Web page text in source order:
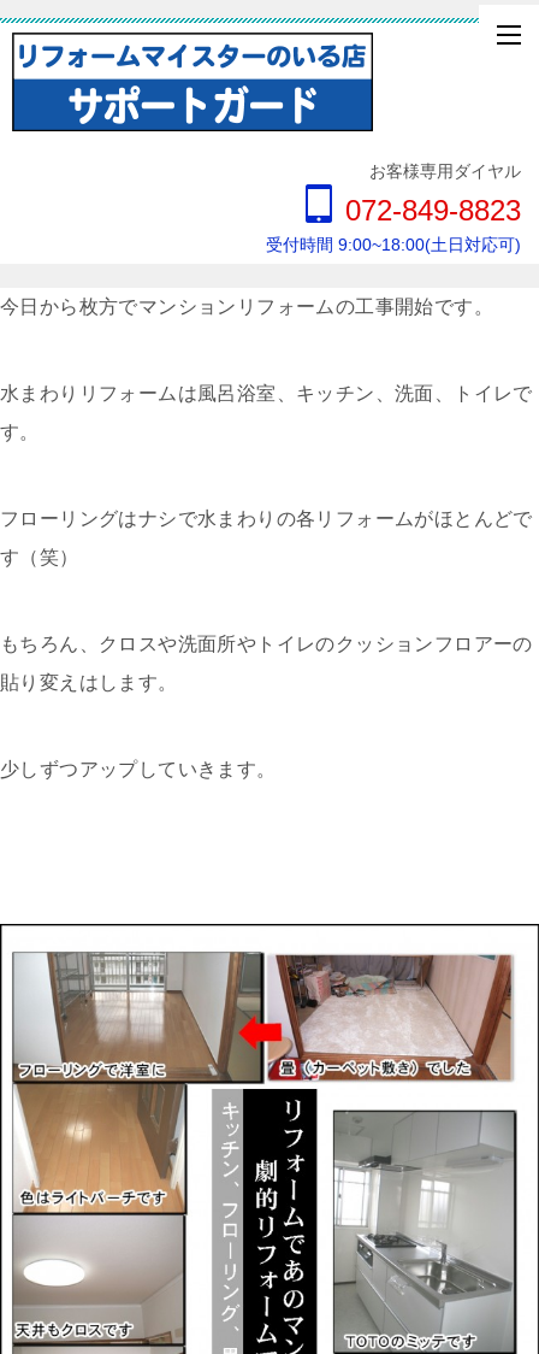
お客様専用ダイヤル
072-849-8823
受付時間 9:00~18:00(土日対応可)
今日から枚方でマンションリフォームの工事開始です。
水まわりリフォームは風呂浴室、キッチン、洗面、トイレで
す。
フローリングはナシで水まわりの各リフォームがほとんどで
す（笑）
もちろん、クロスや洗面所やトイレのクッションフロアーの
貼り変えはします。
少しずつアップしていきます。